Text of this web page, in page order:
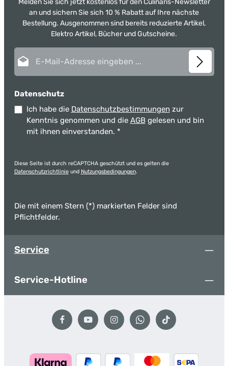
Melden Sie sich jetzt kostenlos für den Culinaris-Newsletter
an und sichern Sie sich 10 % Rabatt auf Ihre nächste
Bestellung. Ausgenommen sind bereits reduzierte Artikel,
Elektro Artikel, Bücher und Gutscheine.
Datenschutz
Ich habe die Datenschutzbestimmungen zur
Kenntnis genommen und die AGB gelesen und bin
mit ihnen einverstanden. *
Diese Seite ist durch reCAPTCHA geschützt und es gelten die
Datenschutzrichtlinieund Nutzungsbedingungen.
Die mit einem Stern (*) markierten Felder sind
Pflichtfelder.
Service
Service-Hotline